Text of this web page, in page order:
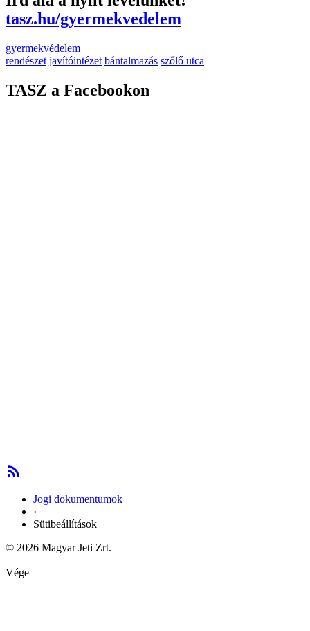
tasz.hu/gyermekvedelem
gyermekvédelem
rendészet javítóintézet bántalmazás szőlő utca
TASZ a Facebookon
Jogi dokumentumok
·
Sütibeállítások
© 2026 Magyar Jeti Zrt.
Vége